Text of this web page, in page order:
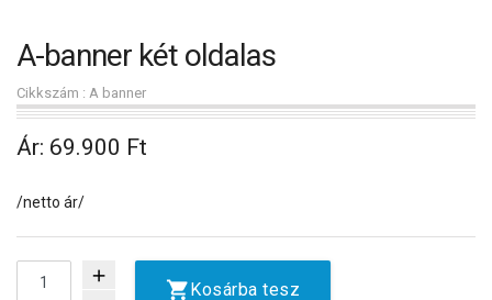
A-banner két oldalas
Cikkszám : A banner
Ár: 69.900 Ft
/netto ár/
add
Kosárba tesz